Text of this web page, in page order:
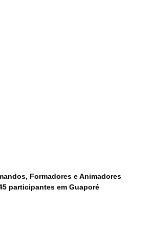
Formadores e Animadores
participantes em Guaporé